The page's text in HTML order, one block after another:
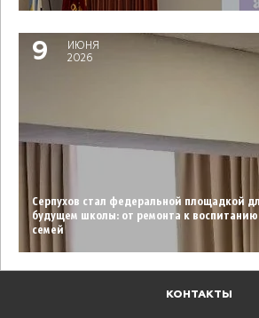
9
ИЮНЯ
2026
Серпухов стал федеральной площадкой
будущем школы: от ремонта к
семей
КОНТАКТЫ